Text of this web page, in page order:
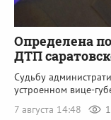
Определена
ДТП
Судьбу
устроенном вице-
7 августа 14:48